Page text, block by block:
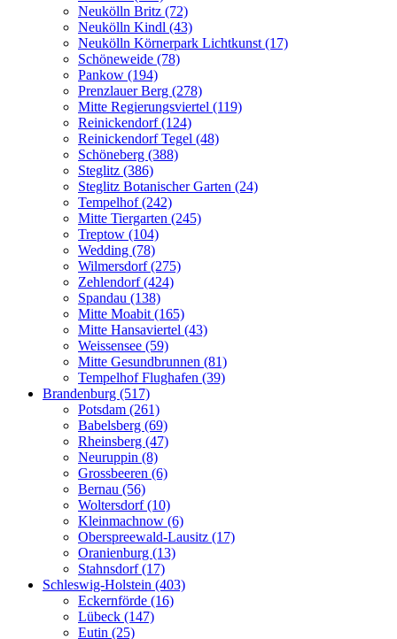
Neukölln Britz (72)
Neukölln Kindl (43)
Neukölln Körnerpark Lichtkunst (17)
Schöneweide (78)
Pankow (194)
Prenzlauer Berg (278)
Mitte Regierungsviertel (119)
Reinickendorf (124)
Reinickendorf Tegel (48)
Schöneberg (388)
Steglitz (386)
Steglitz Botanischer Garten (24)
Tempelhof (242)
Mitte Tiergarten (245)
Treptow (104)
Wedding (78)
Wilmersdorf (275)
Zehlendorf (424)
Spandau (138)
Mitte Moabit (165)
Mitte Hansaviertel (43)
Weissensee (59)
Mitte Gesundbrunnen (81)
Tempelhof Flughafen (39)
Brandenburg (517)
Potsdam (261)
Babelsberg (69)
Rheinsberg (47)
Neuruppin (8)
Grossbeeren (6)
Bernau (56)
Woltersdorf (10)
Kleinmachnow (6)
Oberspreewald-Lausitz (17)
Oranienburg (13)
Stahnsdorf (17)
Schleswig-Holstein (403)
Eckernförde (16)
Lübeck (147)
Eutin (25)